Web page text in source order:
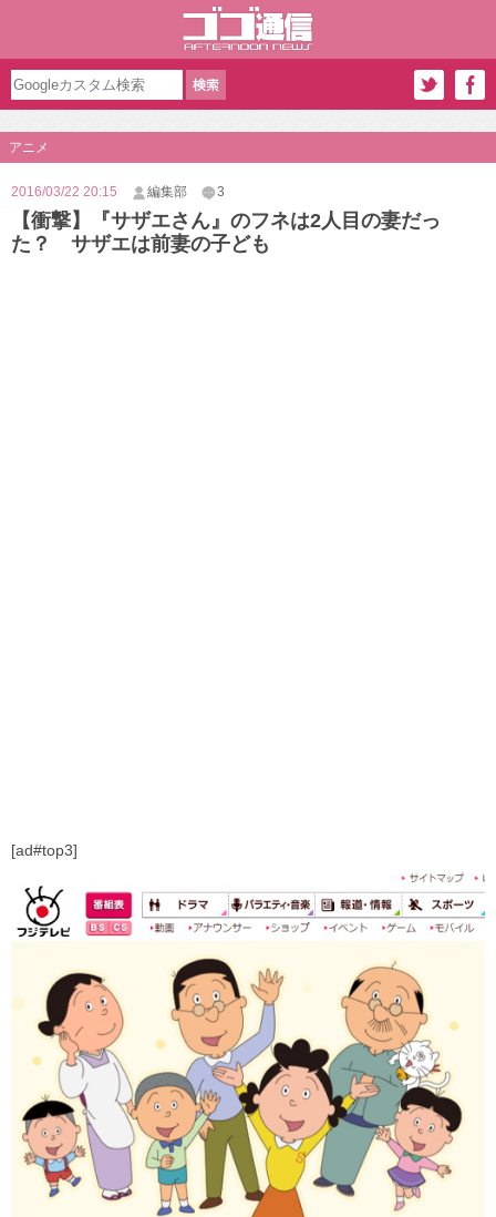
アニメ
2016/03/22 20:15 編集部 3
【衝撃】『サザエさん』のフネは2人目の妻だっ
た？ サザエは前妻の子ども
[ad#top3]